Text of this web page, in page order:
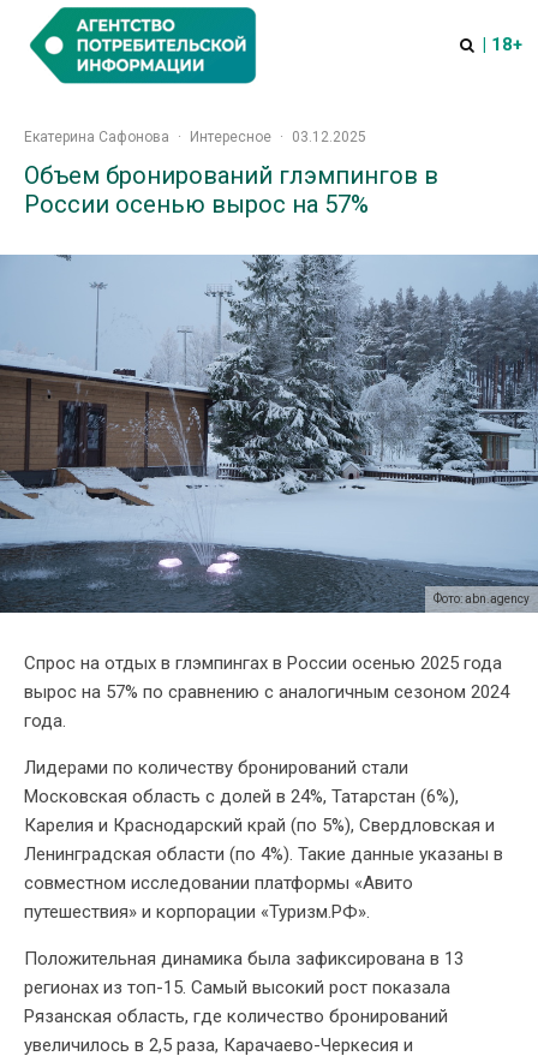
| 18+
Екатерина Сафонова · Интересное · 03.12.2025
Объем бронирований глэмпингов в
России осенью вырос на 57%
Фото: abn.agency
Спрос на отдых в глэмпингах в России осенью 2025 года
вырос на 57% по сравнению с аналогичным сезоном 2024
года.
Лидерами по количеству бронирований стали
Московская область с долей в 24%, Татарстан (6%),
Карелия и Краснодарский край (по 5%), Свердловская и
Ленинградская области (по 4%). Такие данные указаны в
совместном исследовании платформы «Авито
путешествия» и корпорации «Туризм.РФ».
Положительная динамика была зафиксирована в 13
регионах из топ-15. Самый высокий рост показала
Рязанская область, где количество бронирований
увеличилось в 2,5 раза, Карачаево-Черкесия и